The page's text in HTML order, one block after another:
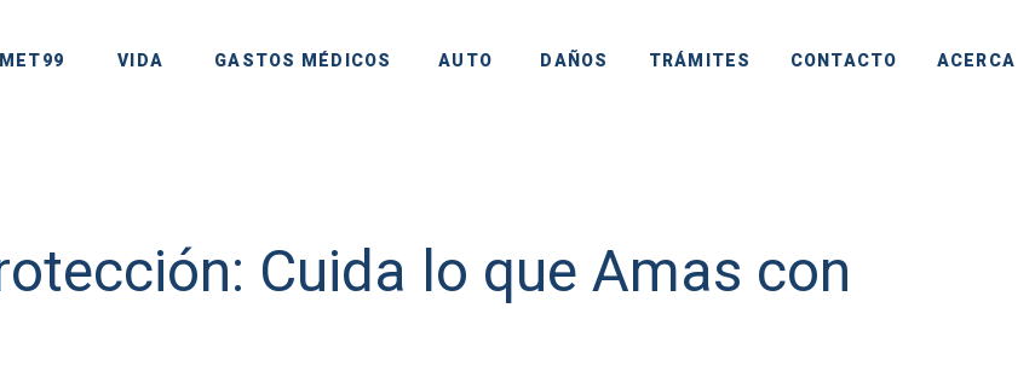
MET99 VIDA GASTOS MÉDICOS AUTO DAÑOS TRÁMITES CONTACTO ACERCA
Cuida lo que Amas con